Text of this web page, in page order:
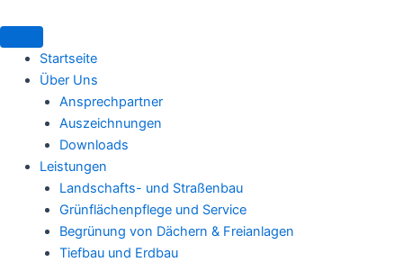
Inhalt
springenStartseite
Über Uns
Ansprechpartner
Auszeichnungen
Downloads
Leistungen
Landschafts- und Straßenbau
Grünflächenpflege und Service
Begrünung von Dächern & Freianlagen
Tiefbau und Erdbau